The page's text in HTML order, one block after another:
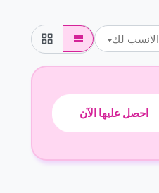
الانسب لك
احصل عليها الآن